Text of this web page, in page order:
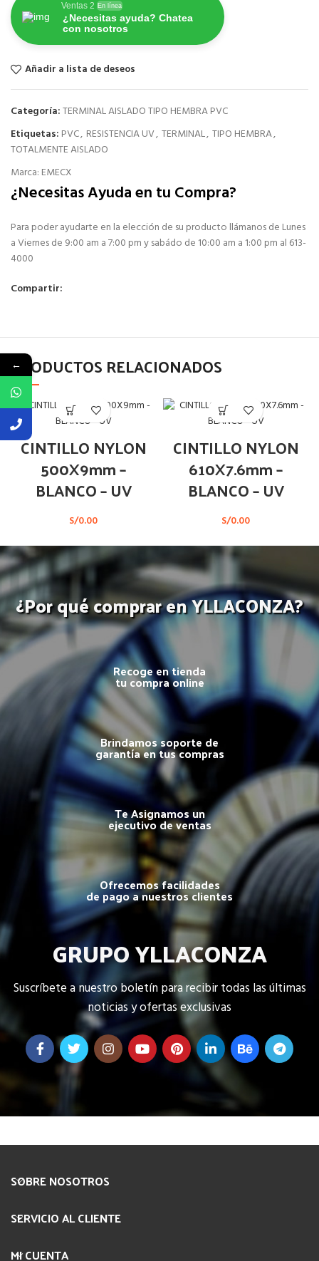
Ventas 2 En línea
¿Necesitas ayuda? Chatea
con nosotros
Añadir a lista de deseos
Categoría:TERMINAL AISLADO TIPO HEMBRA PVC
Etiquetas: PVC, RESISTENCIA UV, TERMINAL, TIPO HEMBRA,
TOTALMENTE AISLADO
Marca: EMECX
¿Necesitas Ayuda en tu Compra?
Para poder ayudarte en la elección de su producto llámanos de Lunes
a Viernes de 9:00 am a 7:00 pm y sabádo de 10:00 am a 1:00 pm al 613-
4000
Compartir:
PRODUCTOS RELACIONADOS
CINTILLO NYLON
500X9mm –
BLANCO – UV
S/0.00
CINTILLO NYLON
610X7.6mm –
BLANCO – UV
S/0.00
¿Por qué comprar en YLLACONZA?
Recoge en tienda
tu compra online
Brindamos soporte de
garantía en tus compras
Te Asignamos un
ejecutivo de ventas
Ofrecemos facilidades
de pago a nuestros clientes
GRUPO YLLACONZA
Suscríbete a nuestro boletín para recibir todas las últimas
noticias y ofertas exclusivas
SOBRE NOSOTROS
SERVICIO AL CLIENTE
MI CUENTA
←